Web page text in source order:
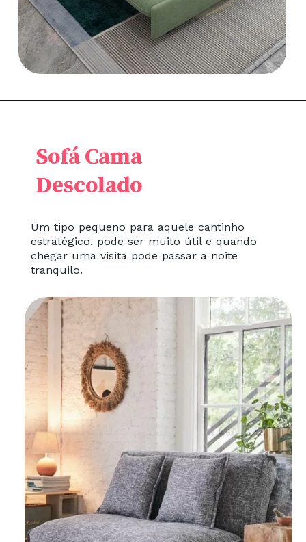
Um tipo pequeno para aquele cantinho
estratégico, pode ser muito útil e quando
chegar uma visita pode passar a noite
tranquilo.
Sofá Cama
Descolado